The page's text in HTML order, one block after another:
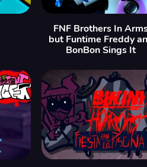
FNF Brothers In
but Funtime Freddy
BonBon Sings It